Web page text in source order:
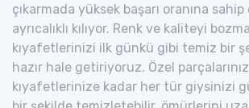
çıkarmada yüksek başarı oranına sahip
ayrıcalıklı kılıyor. Renk ve kaliteyi
kıyafetlerinizi ilk günkü gibi temiz bir
hazır hale getiriyoruz. Özel
kıyafetlerinize kadar her tür giysinizi